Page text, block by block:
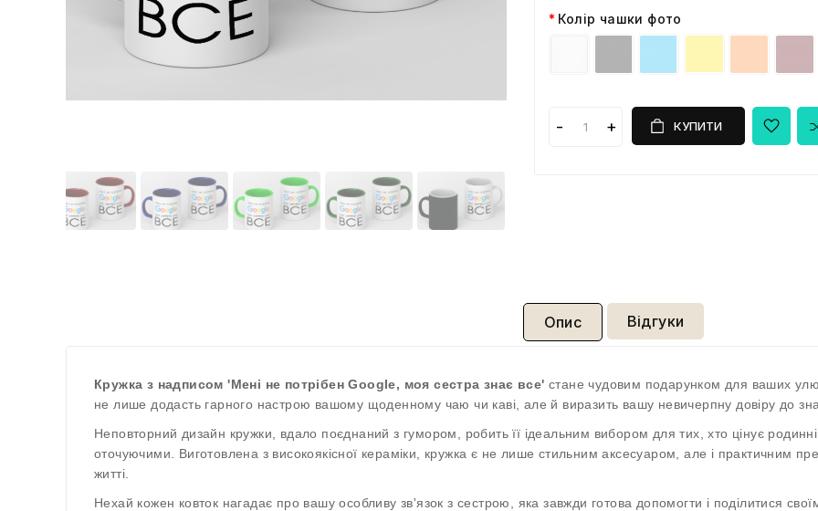
Колір чашки фото
КУПИТИ
Опис Відгуки
Кружка з надписом 'Мені не потрібен Google, моя сестра знає все' стане чудовим подарунком для ваших
не лише додасть гарного настрою вашому щоденному чаю чи каві, але й виразить вашу невичерпну довіру до
Неповторний дизайн кружки, вдало поєднаний з гумором, робить її ідеальним вибором для тих, хто цінує
оточуючими. Виготовлена з високоякісної кераміки, кружка є не лише стильним аксесуаром, але і практичним
житті.
Нехай кожен ковток нагадає про вашу особливу зв'язок з сестрою, яка завжди готова допомогти і поділитися